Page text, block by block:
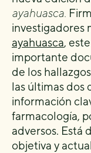
ayahuasca.
investigadores
ayahuasca,
importante
de los
las últimas dos
información
farmacología,
adversos. Está
objetiva y